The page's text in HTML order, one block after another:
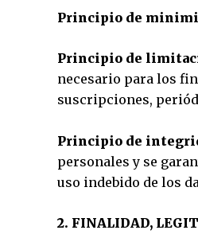
Principio de
Principio de
necesario para los
suscripciones,
Principio de
personales y se
uso indebido de los
2. FINALIDAD,